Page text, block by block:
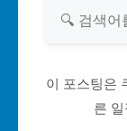
이 포스팅은
른